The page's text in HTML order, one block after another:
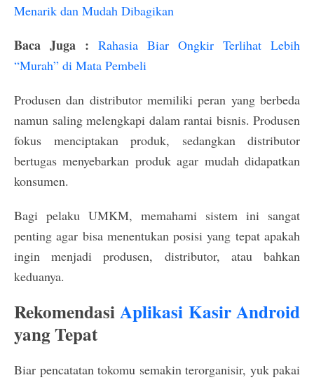
Menarik dan Mudah Dibagikan
Baca Juga : Rahasia Biar Ongkir Terlihat Lebih
“Murah” di Mata Pembeli
Produsen dan distributor memiliki peran yang berbeda
namun saling melengkapi dalam rantai bisnis. Produsen
fokus menciptakan produk, sedangkan distributor
bertugas menyebarkan produk agar mudah didapatkan
konsumen.
Bagi pelaku UMKM, memahami sistem ini sangat
penting agar bisa menentukan posisi yang tepat apakah
ingin menjadi produsen, distributor, atau bahkan
keduanya.
RekomendasiAplikasi Kasir Android
yang Tepat
Biar pencatatan tokomu semakin terorganisir, yuk pakai